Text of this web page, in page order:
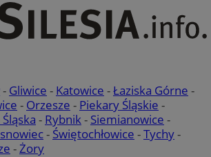
- Gliwice - Katowice -Łaziska Górne -
- Orzesze - Piekary Śląskie -
- Rybnik- Siemianowice -
- Świętochłowice -Tychy-
-Żory